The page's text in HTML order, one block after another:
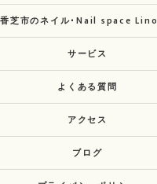
サービス
よくある質問
アクセス
ブログ